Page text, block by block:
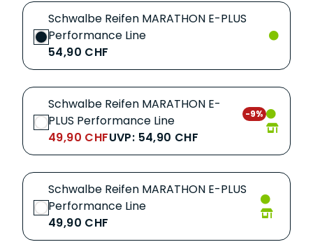
Schwalbe Reifen MARATHON E-PLUS
Performance Line
54,90 CHF
Schwalbe Reifen MARATHON E-
PLUS Performance Line
49,90 CHFUVP: 54,90 CHF
-9%
Schwalbe Reifen MARATHON E-PLUS
Performance Line
49,90 CHF